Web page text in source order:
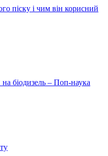
піску і чим він корисний
біодизель – Поп-наука